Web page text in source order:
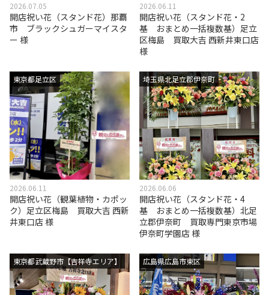
2026.07.05
開店祝い花（スタンド花）那覇
市 ブラックシュガーマイスタ
ー 様
2026.06.11
開店祝い花（スタンド花・2
基 おまとめ一括複数基）足立
区梅島 買取大吉 西新井東口店
様
東京都足立区
2026.06.11
開店祝い花（観葉植物・カポッ
ク）足立区梅島 買取大吉 西新
井東口店 様
埼玉県北足立郡伊奈町
2026.06.06
開店祝い花（スタンド花・4
基 おまとめ一括複数基）北足
立郡伊奈町 買取専門東京市場
伊奈町学園店 様
東京都武蔵野市【吉祥寺エリア】 広島県広島市東区